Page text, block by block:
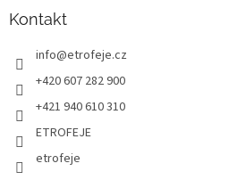
Kontakt
info@etrofeje.cz
+420 607 282 900
+421 940 610 310
ETROFEJE
etrofeje